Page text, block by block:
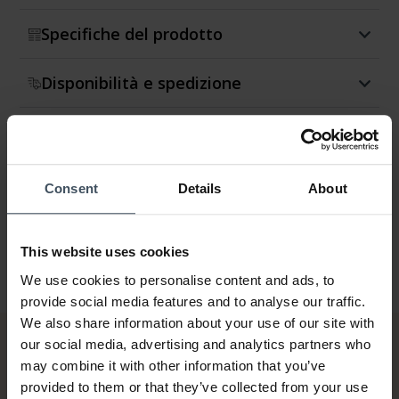
Consent Details About
This website uses cookies
We use cookies to personalise content and ads, to
provide social media features and to analyse our traffic.
We also share information about your use of our site with
our social media, advertising and analytics partners who
may combine it with other information that you’ve
provided to them or that they’ve collected from your use
Specifiche del prodotto
Disponibilità e spedizione
Garanzia